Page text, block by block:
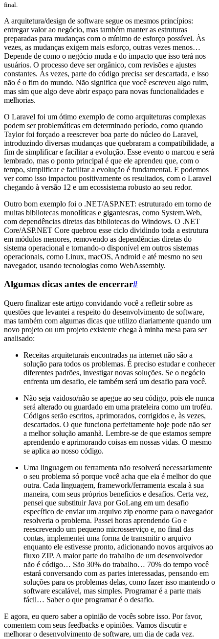
final.
A arquitetura/design de software segue os mesmos princípios:
entregar valor ao negócio, mas também manter as estruturas
preparadas para mudanças com o mínimo de esforço possível. Às
vezes, as mudanças exigem mais esforço, outras vezes menos…
Depende de como o negócio muda e do impacto que isso terá nos
usuários. O processo deve ser orgânico, com revisões e ajustes
constantes. Às vezes, parte do código precisa ser descartada, e isso
não é o fim do mundo. Não significa que você escreveu algo ruim,
mas sim que algo deve abrir espaço para novas funcionalidades e
melhorias.
O Laravel foi um ótimo exemplo de como arquiteturas complexas
podem ser problemáticas em determinado período, como quando
Taylor foi forçado a reescrever boa parte do núcleo do Laravel,
introduzindo diversas mudanças que quebraram a compatibilidade, a
fim de simplificar e facilitar a evolução. Esse evento o marcou e será
lembrado, mas o ponto principal é que ele aprendeu que, com o
tempo, simplificar e facilitar a evolução é fundamental. E podemos
ver como isso impactou positivamente os resultados, com o Laravel
chegando à versão 12 e um ecossistema robusto ao seu redor.
Outro bom exemplo foi o .NET/ASP.NET: estruturado em torno de
muitas bibliotecas monolíticas e gigantescas, como System.Web,
com dependências diretas das bibliotecas do Windows. O .NET
Core/ASP.NET Core quebrou esse ciclo dividindo toda a estrutura
em módulos menores, removendo as dependências diretas do
sistema operacional e tornando-o disponível em outros sistemas
operacionais, como Linux, macOS, Android e até mesmo no seu
navegador, usando tecnologias como WebAssembly.
Algumas dicas antes de encerrar#
Quero finalizar este artigo convidando você a refletir sobre as
questões que levantei a respeito do desenvolvimento de software,
mas também com algumas dicas que utilizo diariamente quando um
novo projeto ou um projeto existente chega à minha mesa para ser
analisado:
Receitas arquiteturais encontradas na internet não são a
solução para todos os problemas. É preciso estudar e conhecer
diferentes padrões, investigar novas soluções. Se o negócio
enfrenta um desafio, ele também será um desafio para você.
Não seja vaidoso/não se apegue ao seu código, pois ele nunca
será alterado ou guardado em uma prateleira como um troféu.
Códigos serão escritos, aprimorados, corrigidos e, às vezes,
descartados. O que funciona perfeitamente hoje pode não ser
a melhor solução amanhã. Lembre-se de que estamos sempre
aprendendo e aprimorando coisas em nossas vidas. O mesmo
se aplica ao nosso código.
Uma linguagem ou ferramenta não resolverá necessariamente
o seu problema só porque você acha que ela é melhor do que
outra. Cada linguagem, framework/ferramenta escala à sua
maneira, com seus próprios benefícios e desafios. Certa vez,
pensei que substituir Java por GoLang em um desafio
específico de enviar um arquivo zip enorme para o navegador
resolveria o problema. Passei horas aprendendo Go e
reescrevendo um pequeno microsserviço e, no final das
contas, implementei uma forma de transmitir o arquivo
enquanto ele estivesse pronto, adicionando novos arquivos ao
fluxo ZIP. A maior parte do trabalho de um desenvolvedor
não é código… São 30% do trabalho… 70% do tempo você
estará conversando com as partes interessadas, pensando em
soluções para os problemas delas, como fazer isso mantendo o
software escalável, mas simples. Programar é a parte mais
fácil… Saber o que programar é o desafio.
E agora, eu quero saber a opinião de vocês sobre isso. Por favor,
comentem com seus feedbacks e opiniões. Vamos discutir e
melhorar o desenvolvimento de software, um dia de cada vez.